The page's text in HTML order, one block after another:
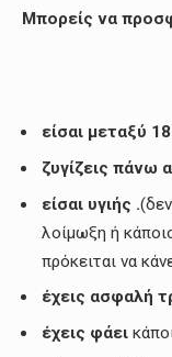
Μπορείς να
είσαι μεταξύ
ζυγίζεις πάνω
είσαι υγιής .
λοίμωξη ή
πρόκειται να
έχεις ασφαλή
έχεις φάει